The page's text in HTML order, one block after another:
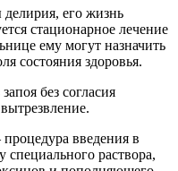
его жизнь
стационарное лечение
ему могут назначить
состояния здоровья.
без согласия
введения в
специального раствора,